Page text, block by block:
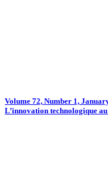
Volume 72, Number 1,
L’innovation technologique